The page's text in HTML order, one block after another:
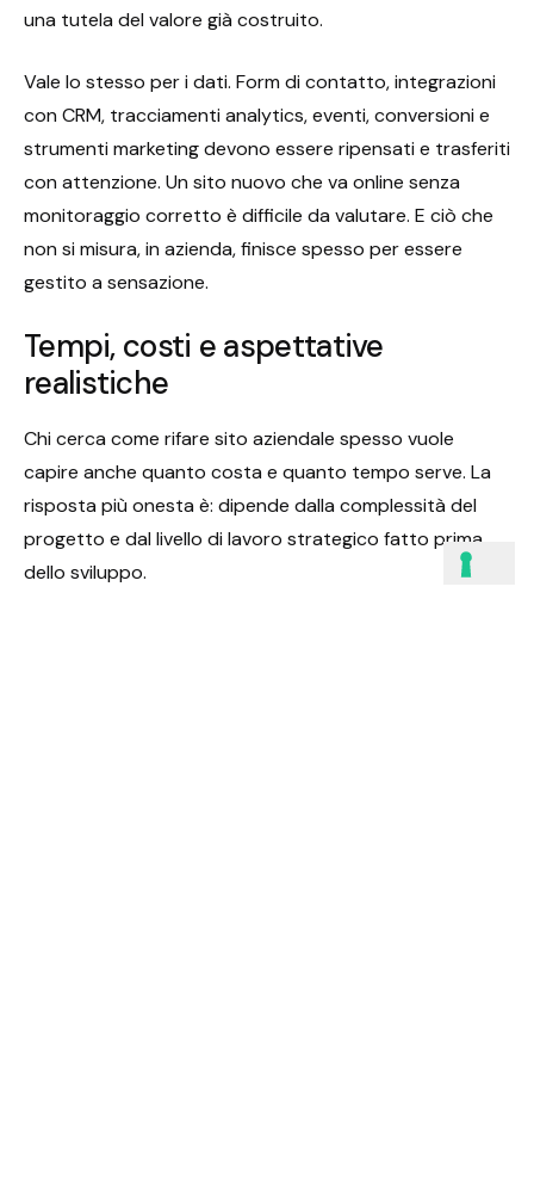
una tutela del valore già costruito.
Vale lo stesso per i dati. Form di contatto, integrazioni
con CRM, tracciamenti analytics, eventi, conversioni e
strumenti marketing devono essere ripensati e trasferiti
con attenzione. Un sito nuovo che va online senza
monitoraggio corretto è difficile da valutare. E ciò che
non si misura, in azienda, finisce spesso per essere
gestito a sensazione.
Tempi, costi e aspettative
realistiche
Chi cerca come rifare sito aziendale spesso vuole
capire anche quanto costa e quanto tempo serve. La
risposta più onesta è: dipende dalla complessità del
progetto e dal livello di lavoro strategico fatto prima
dello sviluppo.